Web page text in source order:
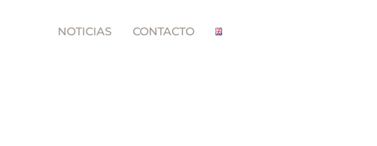
NOTICIAS CONTACTO